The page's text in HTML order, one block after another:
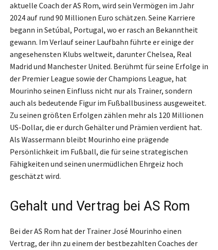
aktuelle Coach der AS Rom, wird sein Vermögen im Jahr
2024 auf rund 90 Millionen Euro schätzen. Seine Karriere
begann in Setúbal, Portugal, wo er rasch an Bekanntheit
gewann. Im Verlauf seiner Laufbahn führte er einige der
angesehensten Klubs weltweit, darunter Chelsea, Real
Madrid und Manchester United. Berühmt für seine Erfolge in
der Premier League sowie der Champions League, hat
Mourinho seinen Einfluss nicht nur als Trainer, sondern
auch als bedeutende Figur im Fußballbusiness ausgeweitet.
Zu seinen größten Erfolgen zählen mehr als 120 Millionen
US-Dollar, die er durch Gehälter und Prämien verdient hat.
Als Wassermann bleibt Mourinho eine prägende
Persönlichkeit im Fußball, die für seine strategischen
Fähigkeiten und seinen unermüdlichen Ehrgeiz hoch
geschätzt wird.
Gehalt und Vertrag bei AS Rom
Bei der AS Rom hat der Trainer José Mourinho einen
Vertrag, der ihn zu einem der bestbezahlten Coaches der